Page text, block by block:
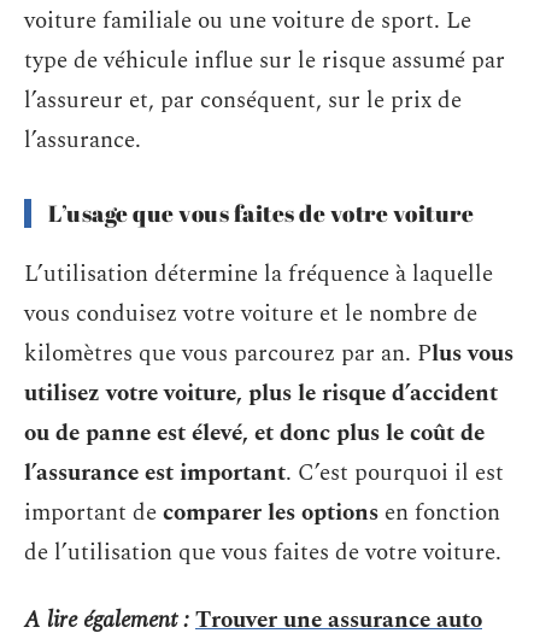
voiture familiale ou une voiture de sport. Le
type de véhicule influe sur le risque assumé par
l’assureur et, par conséquent, sur le prix de
l’assurance.
L’usage que vous faites de votre voiture
L’utilisation détermine la fréquence à laquelle
vous conduisez votre voiture et le nombre de
kilomètres que vous parcourez par an. Plus vous
utilisez votre voiture, plus le risque d’accident
ou de panne est élevé, et donc plus le coût de
l’assurance est important. C’est pourquoi il est
important decomparer les options en fonction
de l’utilisation que vous faites de votre voiture.
A lire également :Trouver une assurance auto